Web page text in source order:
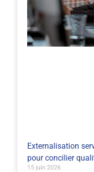
Externalisation
pour concilier
15 juin 2026